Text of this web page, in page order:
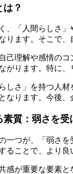
？
、「人間らしさ
ります。そこで
己理解や感情の
がります。特に
しさ」を持つ人
なります。今後
質：弱さを受
一つが、「弱さ
ることで、より
感が重要な要素